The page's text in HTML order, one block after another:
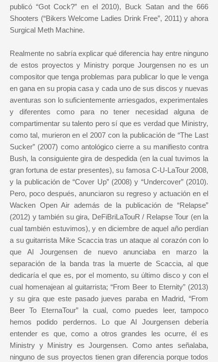
publicó “Got Cock?” en el 2010), Buck Satan and the 666
Shooters (“Bikers Welcome Ladies Drink Free”, 2011) y ahora
Surgical Meth Machine.
Realmente no sabría explicar qué diferencia hay entre ninguno
de estos proyectos y Ministry porque Jourgensen no es un
compositor que tenga problemas para publicar lo que le venga
en gana en su propia casa y cada uno de sus discos y nuevas
aventuras son lo suficientemente arriesgados, experimentales
y diferentes como para no tener necesidad alguna de
compartimentar su talento pero sí que es verdad que Ministry,
como tal, murieron en el 2007 con la publicación de “The Last
Sucker” (2007) como antológico cierre a su manifiesto contra
Bush, la consiguiente gira de despedida (en la cual tuvimos la
gran fortuna de estar presentes), su famosa C-U-LaTour 2008,
y la publicación de “Cover Up” (2008) y “Undercover” (2010).
Pero, poco después, anunciaron su regreso y actuación en el
Wacken Open Air además de la publicación de “Relapse”
(2012) y también su gira, DeFiBriLaTouR / Relapse Tour (en la
cual también estuvimos), y en diciembre de aquel año perdían
a su guitarrista Mike Scaccia tras un ataque al corazón con lo
que Al Jourgensen de nuevo anunciaba en marzo la
separación de la banda tras la muerte de Scaccia, al que
dedicaría el que es, por el momento, su último disco y con el
cual homenajean al guitarrista; “From Beer to Eternity” (2013)
y su gira que este pasado jueves paraba en Madrid, “From
Beer To EternaTour” la cual, como puedes leer, tampoco
hemos podido perdernos. Lo que Al Jourgensen debería
entender es que, como a otros grandes les ocurre, él es
Ministry y Ministry es Jourgensen. Como antes señalaba,
ninguno de sus proyectos tienen gran diferencia porque todos